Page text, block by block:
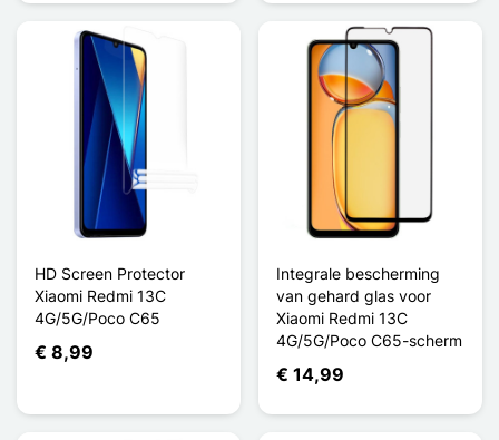
HD Screen Protector
Xiaomi Redmi 13C
4G/5G/Poco C65
€ 8,99
Integrale bescherming
van gehard glas voor
Xiaomi Redmi 13C
4G/5G/Poco C65-scherm
€ 14,99